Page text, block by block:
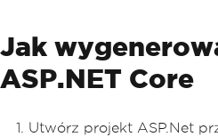
Jak
ASP.NET Core
Utwórz projekt ASP.Net